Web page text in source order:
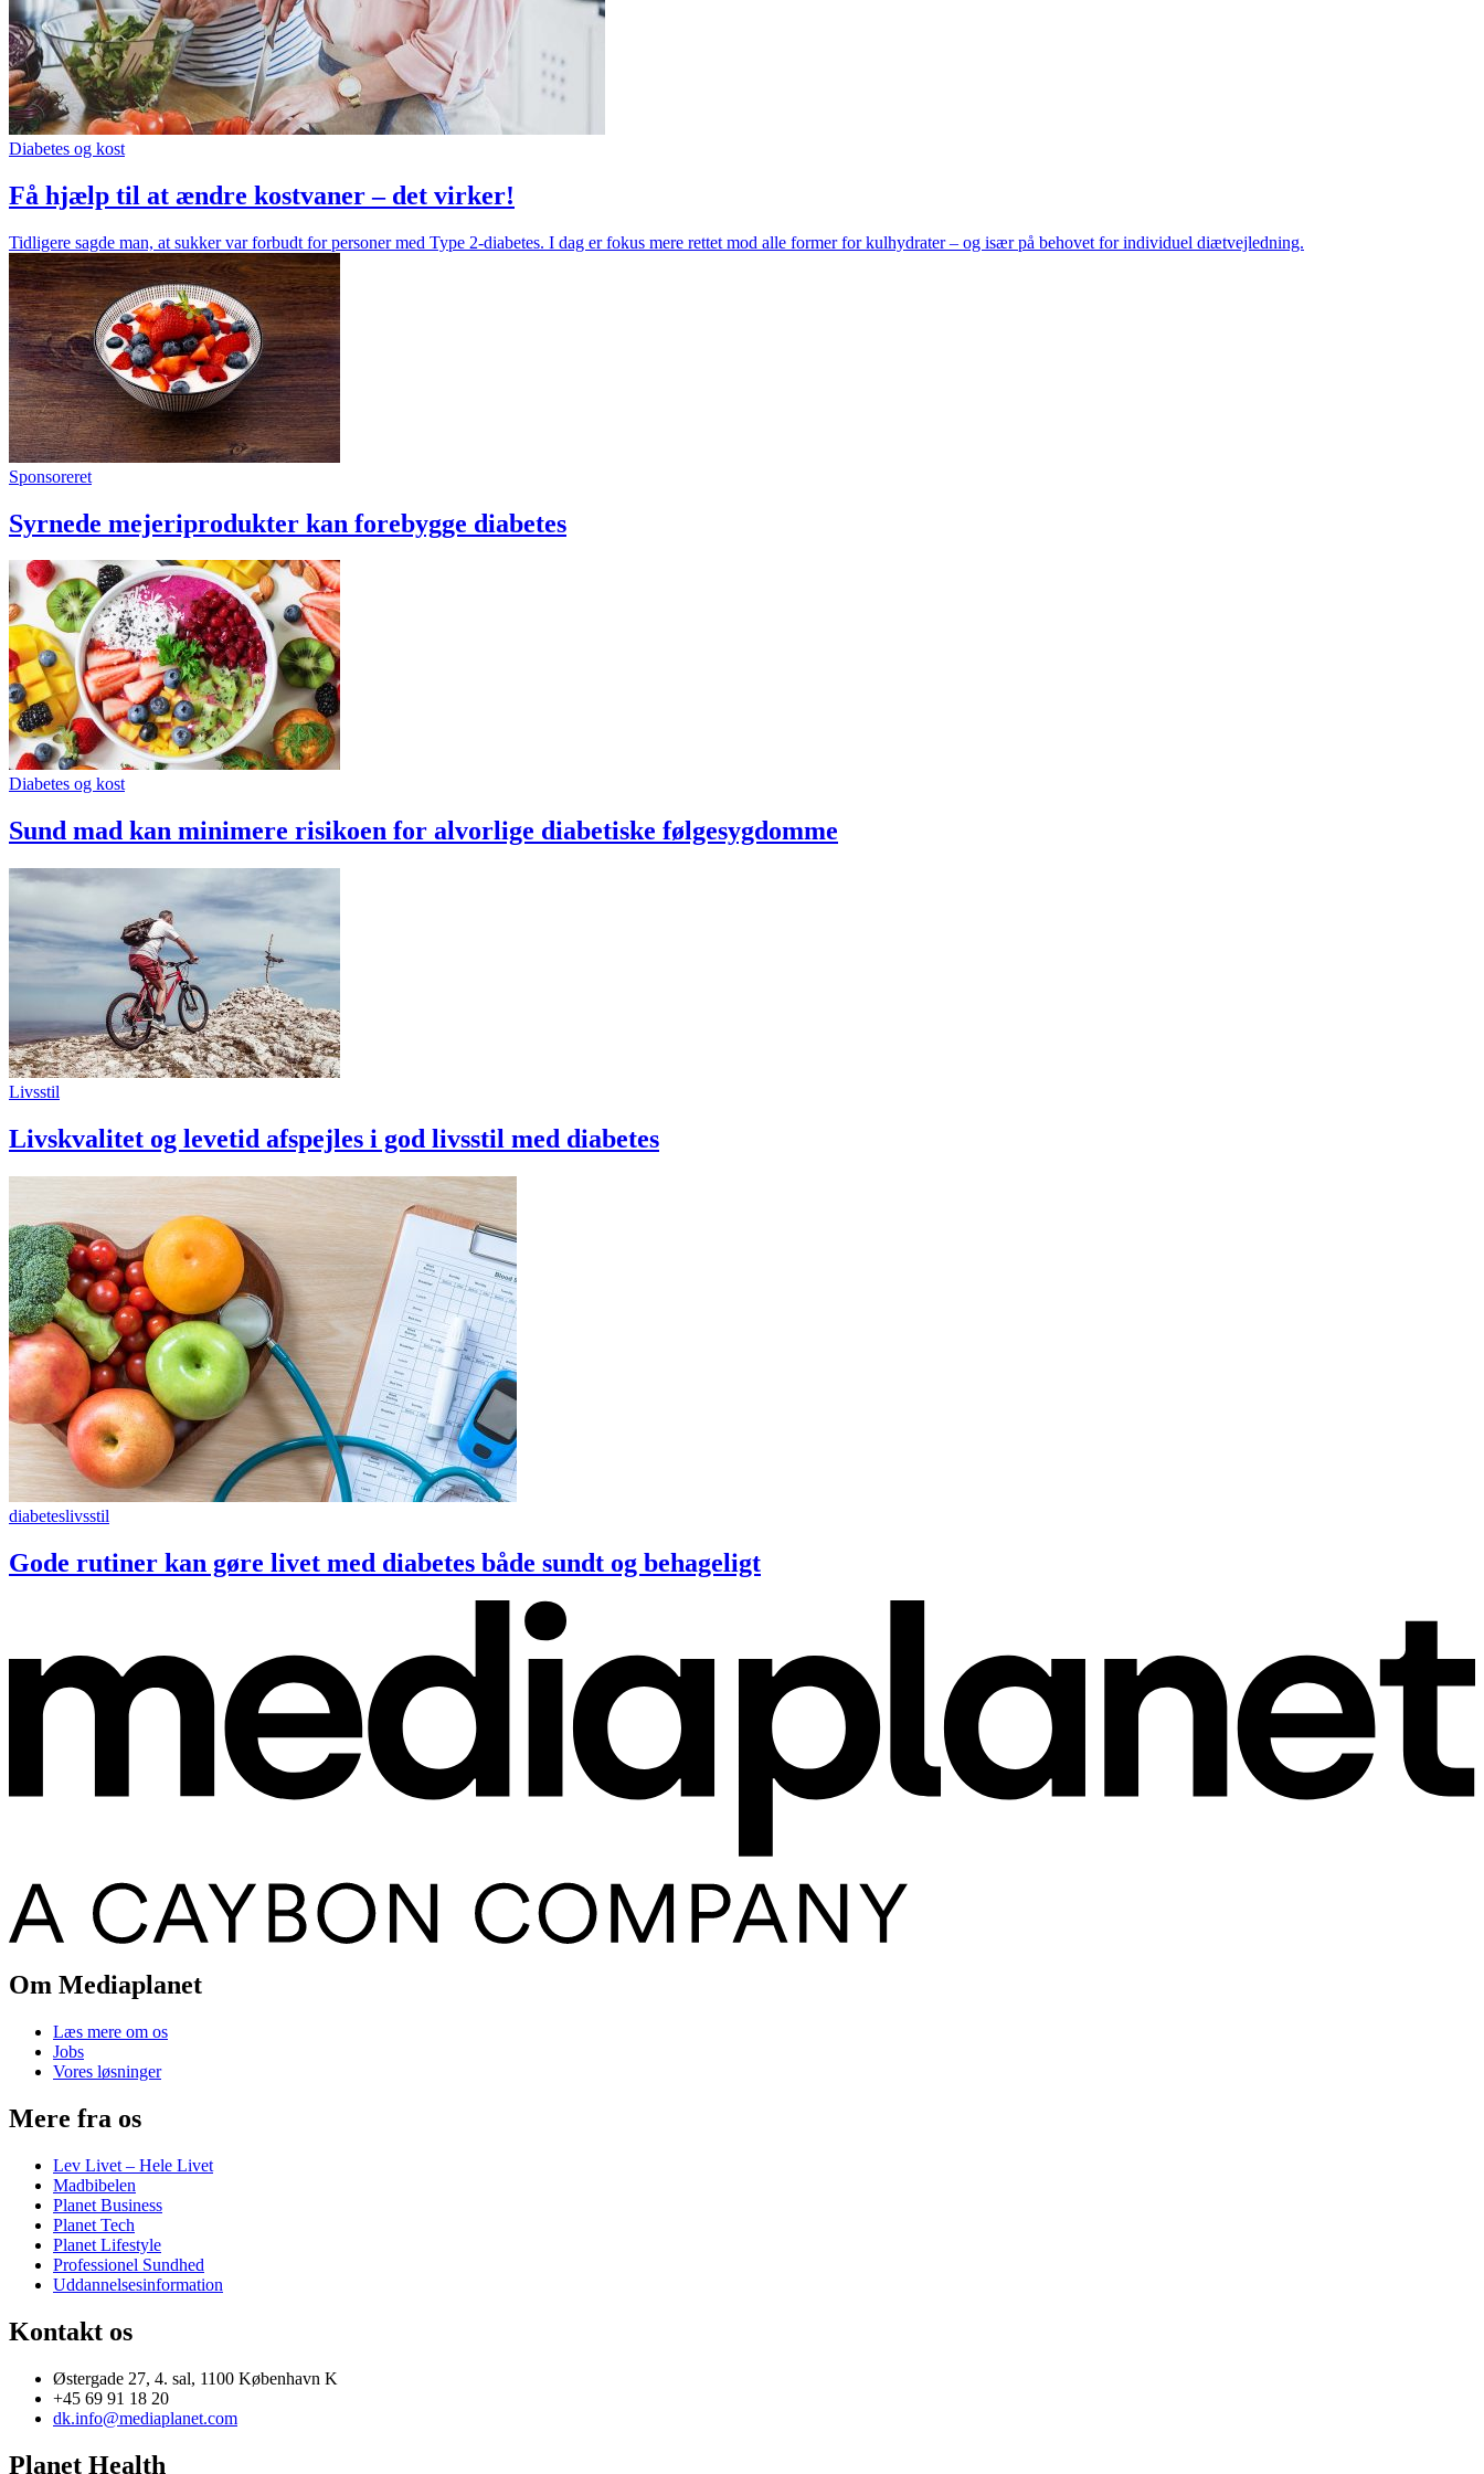
Diabetes og kost
Få hjælp til at ændre kostvaner – det virker!
Tidligere sagde man, at sukker var forbudt for personer med Type 2-diabetes. I dag er fokus mere rettet mod alle former for kulhydrater – og især på behovet for individuel diætvejledning.
Sponsoreret
Syrnede mejeriprodukter kan forebygge diabetes
Diabetes og kost
Sund mad kan minimere risikoen for alvorlige diabetiske følgesygdomme
Livsstil
Livskvalitet og levetid afspejles i god livsstil med diabetes
diabeteslivsstil
Gode rutiner kan gøre livet med diabetes både sundt og behageligt
Om Mediaplanet
Læs mere om os
Jobs
Vores løsninger
Mere fra os
Lev Livet – Hele Livet
Madbibelen
Planet Business
Planet Tech
Planet Lifestyle
Professionel Sundhed
Uddannelsesinformation
Kontakt os
Østergade 27, 4. sal, 1100 København K
+45 69 91 18 20
dk.info@mediaplanet.com
Planet Health